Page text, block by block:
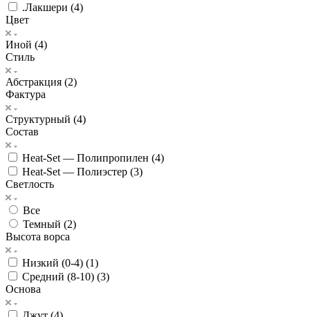
.Лакшери (4)
Цвет
Иной (4)
Стиль
Абстракция (2)
Фактура
Структурный (4)
Состав
Heat-Set — Полипропилен (4)
Heat-Set — Полиэстер (3)
Светлость
Все
Темный (2)
Высота ворса
Низкий (0-4) (1)
Средний (8-10) (3)
Основа